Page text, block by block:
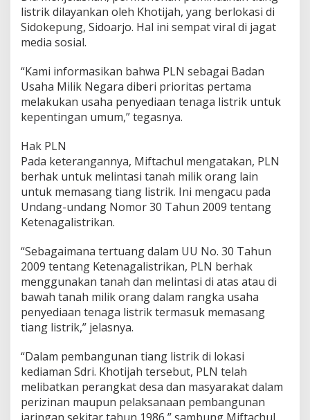
,
K
T
a
r
i
f
1
1
J
u
a
listrik dilayankan oleh Khotijah, yang berlokasi di
Sidokepung, Sidoarjo. Hal ini sempat viral di jagat
media sosial.
“Kami informasikan bahwa PLN sebagai Badan
Usaha Milik Negara diberi prioritas pertama
melakukan usaha penyediaan tenaga listrik untuk
kepentingan umum,” tegasnya.
Hak PLN
Pada keterangannya, Miftachul mengatakan, PLN
berhak untuk melintasi tanah milik orang lain
untuk memasang tiang listrik. Ini mengacu pada
Undang-undang Nomor 30 Tahun 2009 tentang
Ketenagalistrikan.
“Sebagaimana tertuang dalam UU No. 30 Tahun
2009 tentang Ketenagalistrikan, PLN berhak
menggunakan tanah dan melintasi di atas atau di
bawah tanah milik orang dalam rangka usaha
penyediaan tenaga listrik termasuk memasang
tiang listrik,” jelasnya.
“Dalam pembangunan tiang listrik di lokasi
kediaman Sdri. Khotijah tersebut, PLN telah
melibatkan perangkat desa dan masyarakat dalam
perizinan maupun pelaksanaan pembangunan